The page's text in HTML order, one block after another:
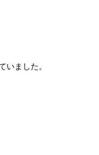
いました。